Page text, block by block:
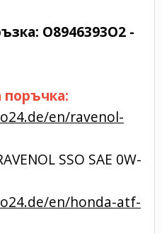
O8946393O2 -
en/ravenol-
SSO SAE 0W-
en/honda-atf-